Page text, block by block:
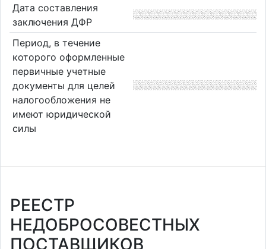
Дата составления
заключения ДФР
Период, в течение
которого оформленные
первичные учетные
документы для целей
налогообложения не
имеют юридической
силы
РЕЕСТР
НЕДОБРОСОВЕСТНЫХ
ПОСТАВЩИКОВ